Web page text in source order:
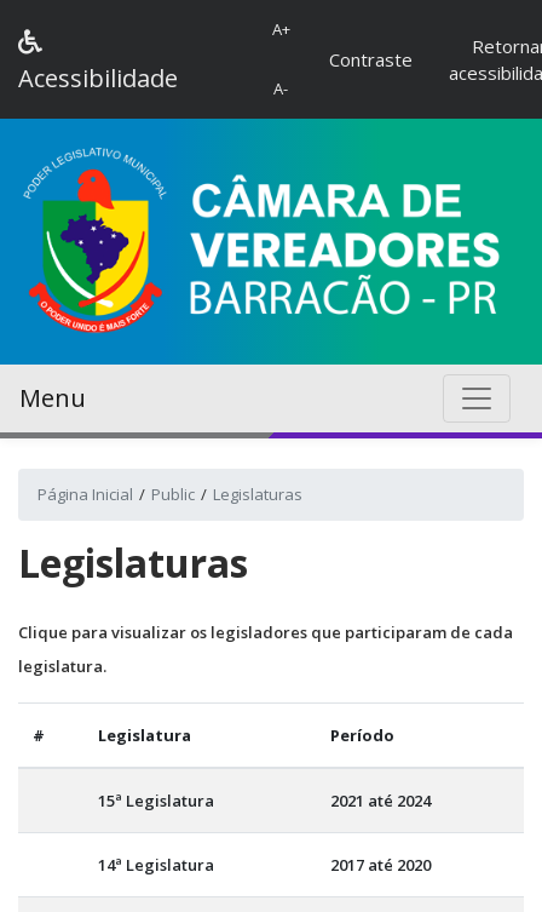
Acessibilidade
A+
A-
Contraste
Menu
Página Inicial Public Legislaturas
Legislaturas
Clique para visualizar os legisladores que participaram de cada
legislatura.
# Legislatura Período
15ª Legislatura 2021 até 2024
14ª Legislatura 2017 até 2020